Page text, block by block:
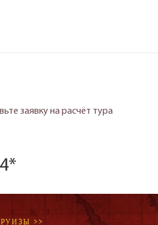
заявку на расчёт тура
>>